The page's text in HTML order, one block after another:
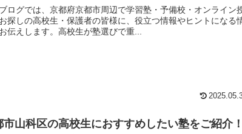
ログでは、京都府京都市周辺で学習塾・予備校・オンライン
探しの高校生・保護者の皆様に、役立つ情報やヒントになる
伝えします。高校生が塾選びで重...
市山科区の高校生におすすめしたい塾をご紹介！